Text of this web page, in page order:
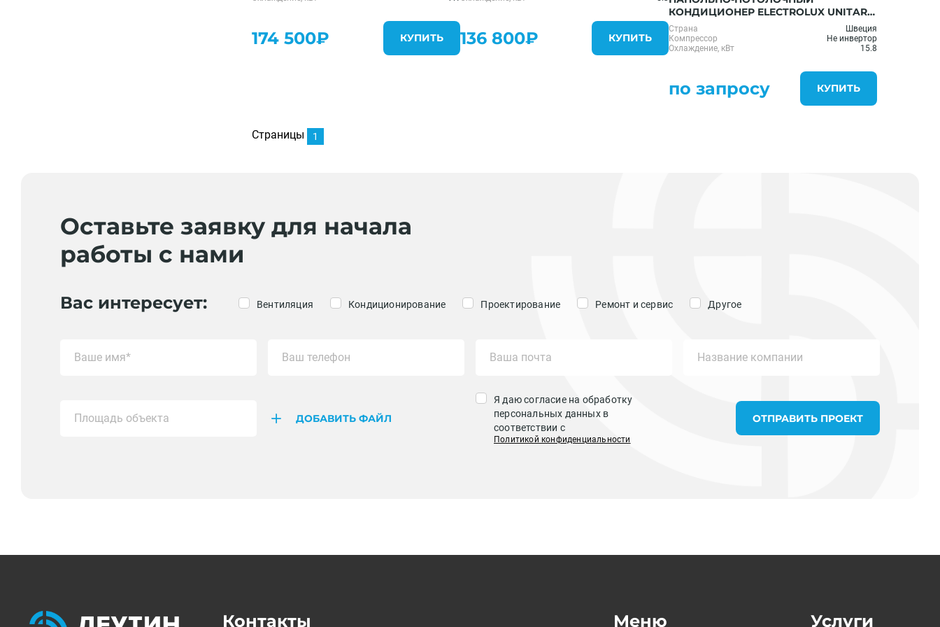
174 500₽ КУПИТЬ 136 800₽ КУПИТЬ
КОНДИЦИОНЕР ELECTROLUX UNITARY
PRO 3 EACU-60H/UP3/N3
Страна
Швеция
Компрессор
Не инвертор
Охлаждение, кВт
15.8
по запросу КУПИТЬ
Страницы 1
Оставьте заявку для начала
работы с нами
Вас интересует: Вентиляция Кондиционирование Проектирование Ремонт и сервис Другое
ДОБАВИТЬ ФАЙЛ
Я даю согласие на обработку
персональных данных в
соответствии с
Политикой конфиденциальности
ОТПРАВИТЬ ПРОЕКТ
Контакты Меню Услуги